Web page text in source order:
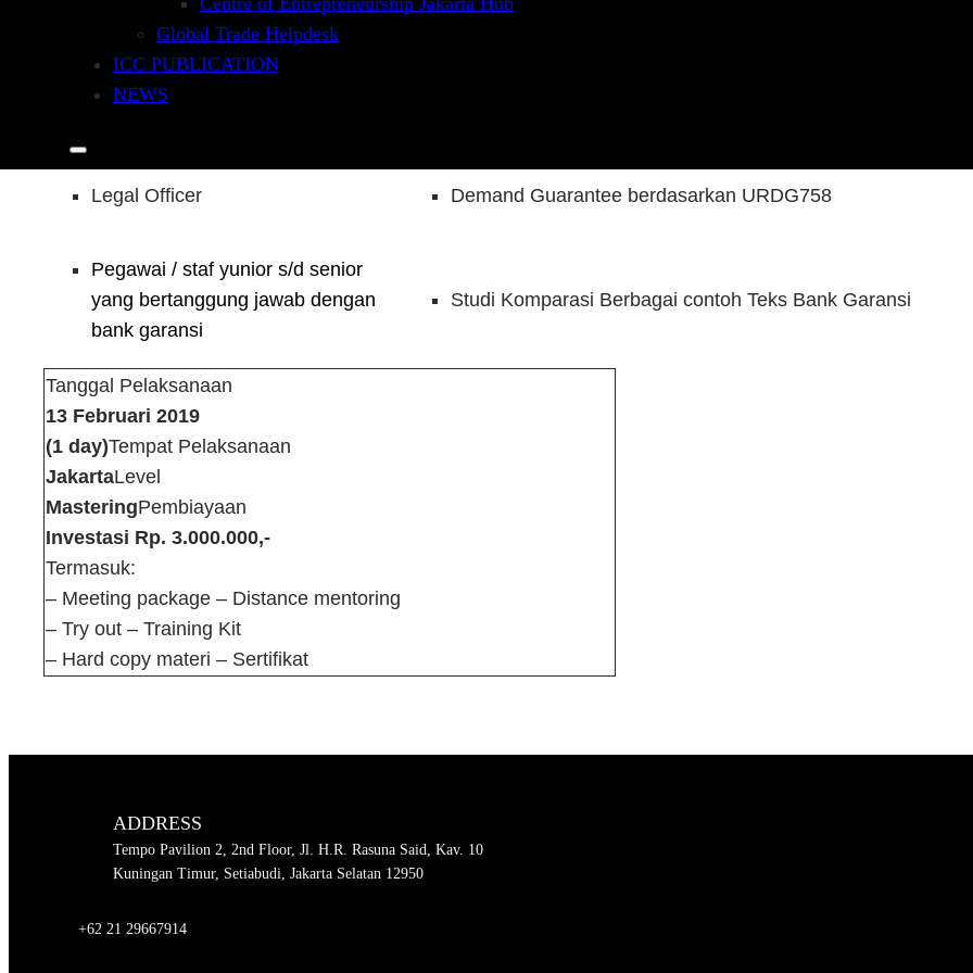
Global Trade Helpdesk
ICC PUBLICATION
NEWS
Relationship Manager/ Account
Legal Officer Demand Guarantee berdasarkan URDG758
Pegawai / staf yunior s/d senior
yang bertanggung jawab dengan
bank garansi
Studi Komparasi Berbagai contoh Teks Bank Garansi
Tanggal Pelaksanaan
13 Februari 2019
(1 day)Tempat Pelaksanaan
JakartaLevel
MasteringPembiayaan
Investasi Rp. 3.000.000,-
Termasuk:
– Meeting package – Distance mentoring
– Try out – Training Kit
– Hard copy materi – Sertifikat
ADDRESS
Tempo Pavilion 2, 2nd Floor, Jl. H.R. Rasuna Said, Kav. 10
Kuningan Timur, Setiabudi, Jakarta Selatan 12950
+62 21 29667914